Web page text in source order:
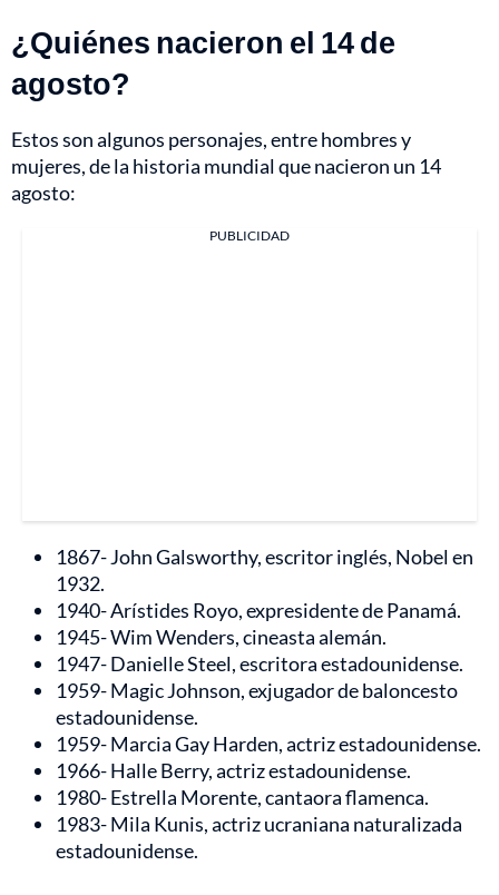
¿Quiénes nacieron el 14 de
agosto?
Estos son algunos personajes, entre hombres y
mujeres, de la historia mundial que nacieron un 14
agosto:
PUBLICIDAD
1867- John Galsworthy, escritor inglés, Nobel en
1932.
1940- Arístides Royo, expresidente de Panamá.
1945- Wim Wenders, cineasta alemán.
1947- Danielle Steel, escritora estadounidense.
1959- Magic Johnson, exjugador de baloncesto
estadounidense.
1959- Marcia Gay Harden, actriz estadounidense.
1966- Halle Berry, actriz estadounidense.
1980- Estrella Morente, cantaora flamenca.
1983- Mila Kunis, actriz ucraniana naturalizada
estadounidense.